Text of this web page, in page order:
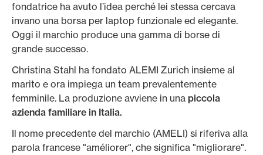
fondatrice ha avuto l’idea perché lei stessa cercava
invano una borsa per laptop funzionale ed elegante.
Oggi il marchio produce una gamma di borse di
grande successo.
Christina Stahl ha fondato ALEMI Zurich insieme al
marito e ora impiega un team prevalentemente
femminile. La produzione avviene in una piccola
azienda familiare in Italia.
Il nome precedente del marchio (AMELI) si riferiva alla
parola francese "améliorer", che significa "migliorare".